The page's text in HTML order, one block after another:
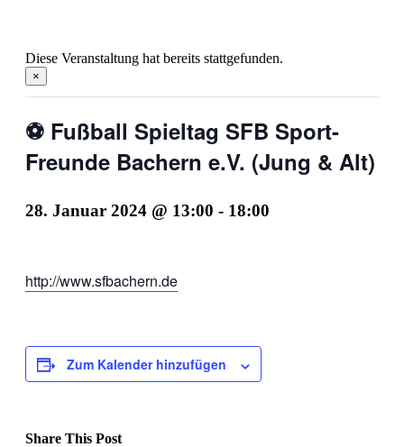
Diese Veranstaltung hat bereits stattgefunden.
×
⚽ Fußball Spieltag SFB Sport-
Freunde Bachern e.V. (Jung & Alt)
28. Januar 2024 @ 13:00 - 18:00
http://www.sfbachern.de
Zum Kalender hinzufügen
Share This Post